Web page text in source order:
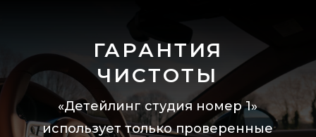
ГАРАНТИЯ
ЧИСТОТЫ
«Детейлинг студия номер 1»
использует только проверенные